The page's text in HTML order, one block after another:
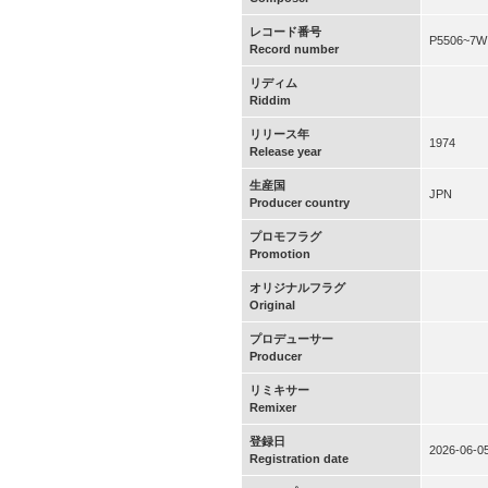
レコード番号
Record number
P5506~7W
リディム
Riddim
リリース年
Release year
1974
生産国
Producer country
JPN
プロモフラグ
Promotion
オリジナルフラグ
Original
プロデューサー
Producer
リミキサー
Remixer
登録日
Registration date
2026-06-